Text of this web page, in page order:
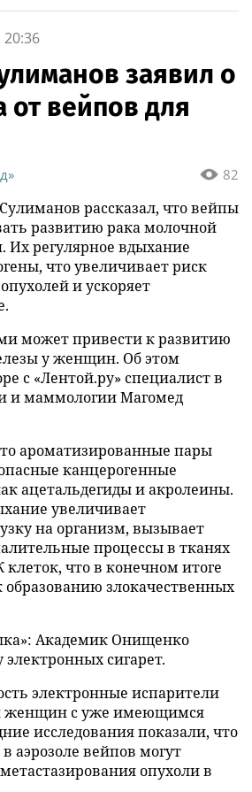
20:36
заявил о
от вейпов для
82
рассказал, что вейпы
развитию рака молочной
регулярное вдыхание
что увеличивает риск
и ускоряет
может привести к развитию
у женщин. Об этом
с «Лентой.ру» специалист в
и маммологии Магомед
ароматизированные пары
канцерогенные
ацетальдегиды и акролеины.
увеличивает
на организм, вызывает
процессы в тканях
что в конечном итоге
злокачественных
Академик Онищенко
сигарет.
электронные испарители
женщин с уже имеющимся
исследования показали, что
аэрозоле вейпов могут
опухоли в